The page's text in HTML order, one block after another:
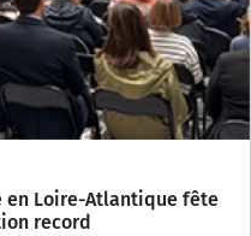
en Loire-Atlantique fête
record